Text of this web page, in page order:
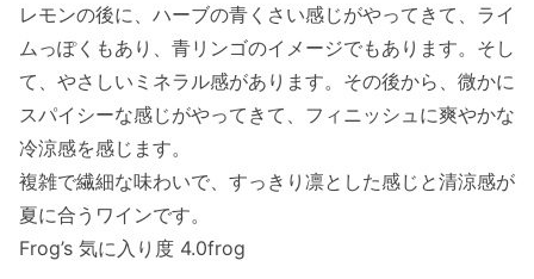
レモンの後に、ハーブの青くさい感じがやってきて、ライ
ムっぽくもあり、青リンゴのイメージでもあります。そし
て、やさしいミネラル感があります。その後から、微かに
スパイシーな感じがやってきて、フィニッシュに爽やかな
冷涼感を感じます。
複雑で繊細な味わいで、すっきり凛とした感じと清涼感が
夏に合うワインです。
Frog’s 気に入り度 4.0frog